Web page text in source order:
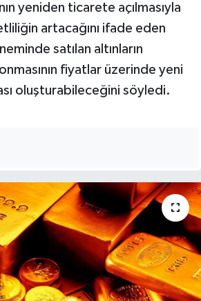
yeniden ticarete açılmasıyla
artacağını ifade eden
satılan altınların
fiyatlar üzerinde yeni
oluşturabileceğini söyledi.